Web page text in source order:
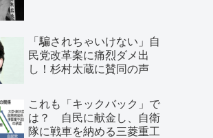
「騙されちゃいけない」自
民党改革案に痛烈ダメ出
し！杉村太蔵に賛同の声
これも「キックバック」で
は？ 自民に献金し、自衛
隊に戦車を納める三菱重工